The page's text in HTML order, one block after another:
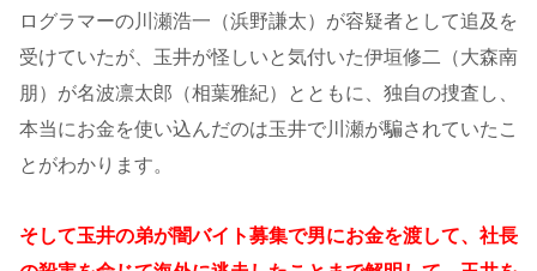
ログラマーの川瀬浩一（浜野謙太）が容疑者として追及を
受けていたが、玉井が怪しいと気付いた伊垣修二（大森南
朋）が名波凛太郎（相葉雅紀）とともに、独自の捜査し、
本当にお金を使い込んだのは玉井で川瀬が騙されていたこ
とがわかります。
そして玉井の弟が闇バイト募集で男にお金を渡して、社長